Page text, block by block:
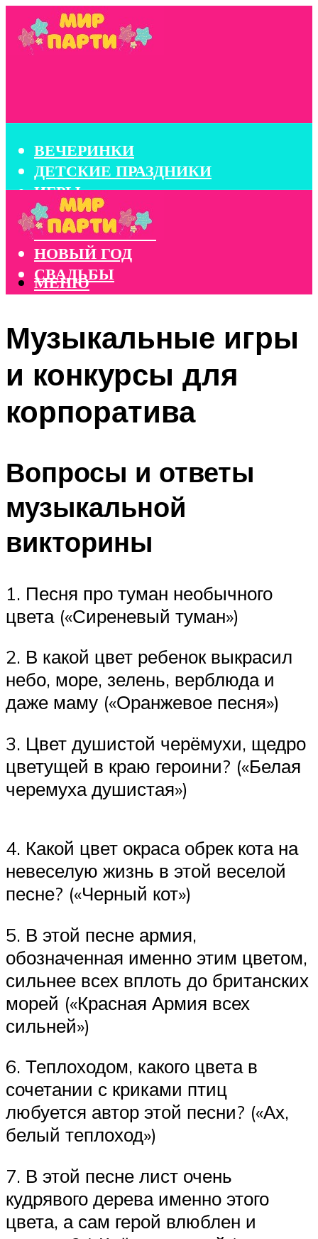
ВЕЧЕРИНКИ
ДЕТСКИЕ ПРАЗДНИКИ
ИГРЫ
КОНКУРСЫ
КОРПОРАТИВЫ
НОВЫЙ ГОД
СВАДЬБЫ
МЕНЮ
Музыкальные игры
и конкурсы для
корпоратива
Вопросы и ответы
музыкальной
викторины
1. Песня про туман необычного
цвета («Сиреневый туман»)
2. В какой цвет ребенок выкрасил
небо, море, зелень, верблюда и
даже маму («Оранжевое песня»)
3. Цвет душистой черёмухи, щедро
цветущей в краю героини? («Белая
черемуха душистая»)
4. Какой цвет окраса обрек кота на
невеселую жизнь в этой веселой
песне? («Черный кот»)
5. В этой песне армия,
обозначенная именно этим цветом,
сильнее всех вплоть до британских
морей («Красная Армия всех
сильней»)
6. Теплоходом, какого цвета в
сочетании с криками птиц
любуется автор этой песни? («Ах,
белый теплоход»)
7. В этой песне лист очень
кудрявого дерева именно этого
цвета, а сам герой влюблен и